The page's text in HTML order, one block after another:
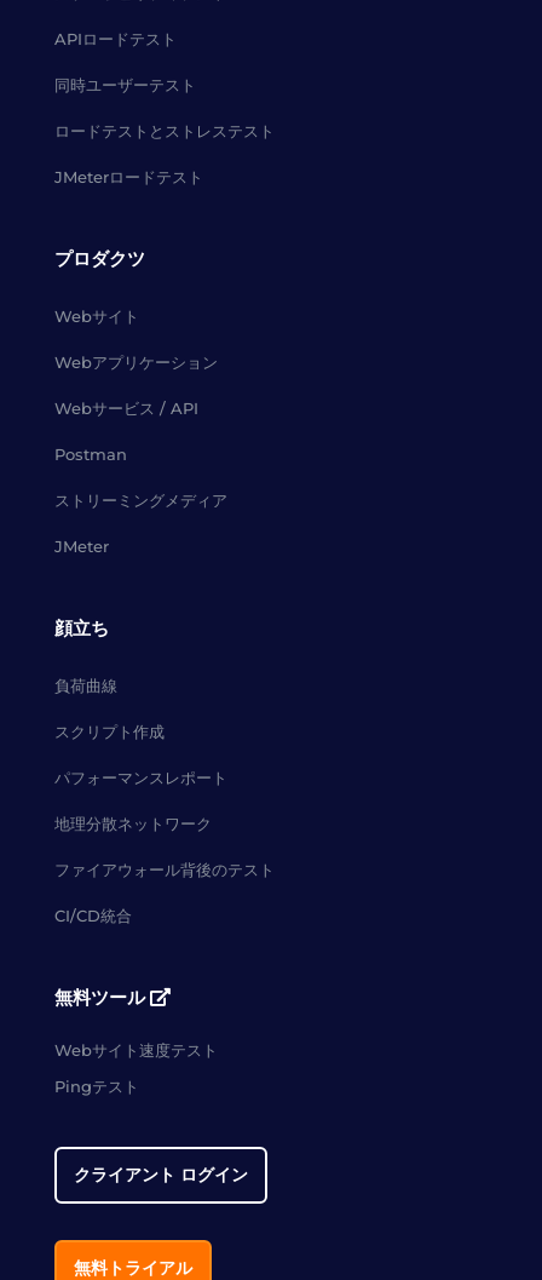
APIロードテスト
同時ユーザーテスト
ロードテストとストレステスト
JMeterロードテスト
プロダクツ
Webサイト
Webアプリケーション
Webサービス / API
Postman
ストリーミングメディア
JMeter
顔立ち
負荷曲線
スクリプト作成
パフォーマンスレポート
地理分散ネットワーク
ファイアウォール背後のテスト
CI/CD統合
無料ツール
Webサイト速度テスト
Pingテスト
クライアント ログイン
無料トライアル